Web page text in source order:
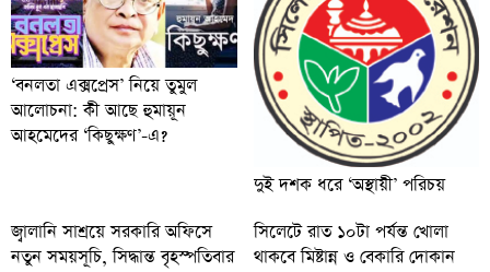
‘বনলতা এক্সপ্রেস’ নিয়ে তুমুল
আলোচনা: কী আছে হুমায়ূন
আহমেদের ‘কিছুক্ষণ’-এ?
দুই দশক ধরে ‘অস্থায়ী’ পরিচয়
জ্বালানি সাশ্রয়ে সরকারি অফিসে
নতুন সময়সূচি, সিদ্ধান্ত বৃহস্পতিবার
সিলেটে রাত ১০টা পর্যন্ত খোলা
থাকবে মিষ্টান্ন ও বেকারি দোকান